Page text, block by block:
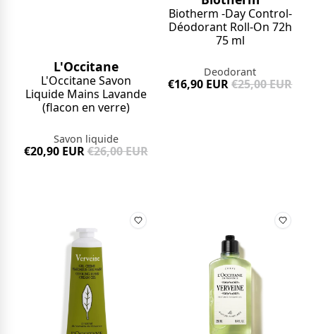
L'Occitane
L'Occitane Savon
Liquide Mains Lavande
(flacon en verre)
Savon liquide
€20,90 EUR€26,00 EUR
Biotherm -Day Control-
Déodorant Roll-On 72h
75 ml
Deodorant
€16,90 EUR€25,00 EUR